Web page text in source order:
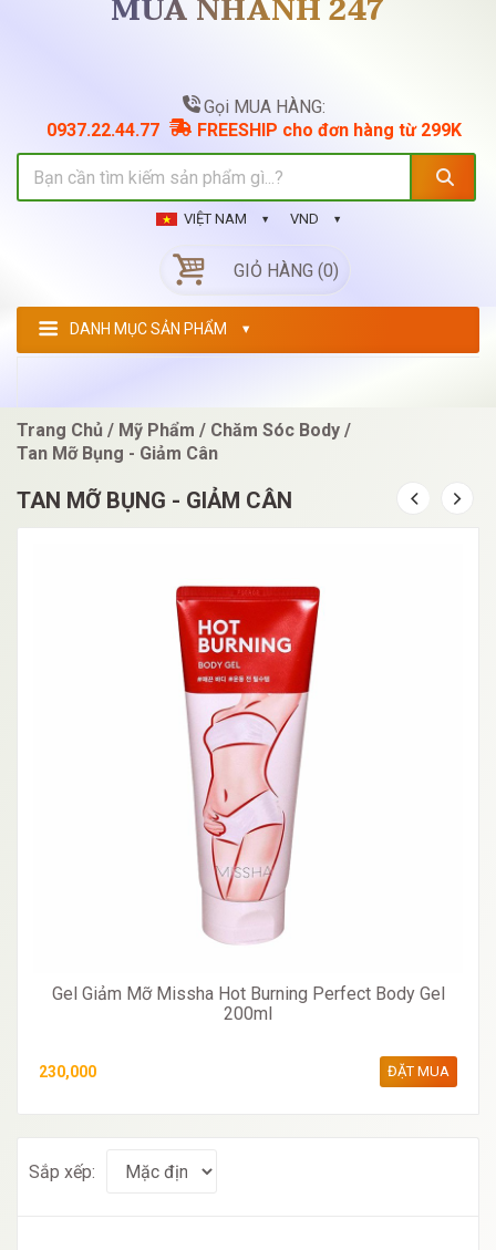
MUA NHANH 247
Gọi MUA HÀNG:
0937.22.44.77
FREESHIP cho đơn hàng từ 299K
VIỆT NAM VND
GIỎ HÀNG (0)
DANH MỤC SẢN PHẨM
Trang Chủ Mỹ Phẩm
Chăm Sóc Body
Tan Mỡ Bụng - Giảm Cân
TAN MỠ BỤNG - GIẢM CÂN
Gel Giảm Mỡ Missha Hot Burning Perfect Body Gel
200ml
230,000 ĐẶT MUA
Sắp xếp: